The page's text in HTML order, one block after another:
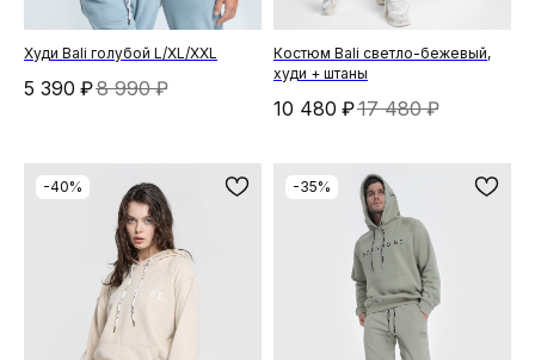
Худи Bali голубой L/XL/XXL
5 390 ₽8 990 ₽
Костюм Bali светло-бежевый,
худи + штаны
10 480 ₽17 480 ₽
-40% -35%